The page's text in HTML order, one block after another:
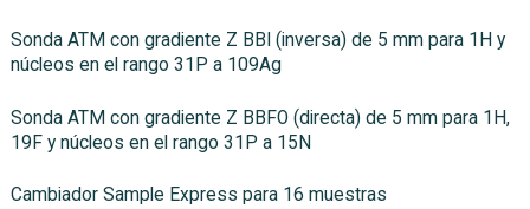
Sonda ATM con gradiente Z BBI (inversa) de 5 mm para 1H y
núcleos en el rango 31P a 109Ag
Sonda ATM con gradiente Z BBFO (directa) de 5 mm para 1H,
19F y núcleos en el rango 31P a 15N
Cambiador Sample Express para 16 muestras